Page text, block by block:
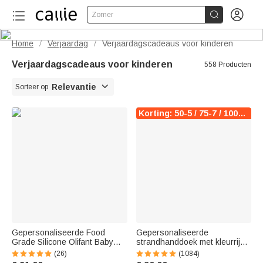
Zomer  
Home / Verjaardag / Verjaardagscadeaus voor kinderen
Verjaardagscadeaus voor kinderen 558 Producten
Sorteer op Relevantie 
Gepersonaliseerde Food
Grade Silicone Olifant Baby
Voedingsset met Verdeelde
Zuigplaat Baby Shower Gift
(26)
Korting: 50-5 / 75-7 / 100-10
Gepersonaliseerde
strandhanddoek met kleurrijke
cartoonfiguur geboortebloem
en naam strandaccessoire
(1084)